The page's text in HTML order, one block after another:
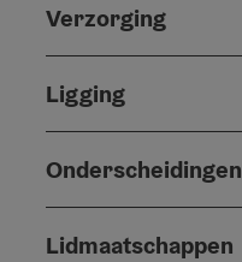
Verzorging
Ligging
Onderscheidingen
Lidmaatschappen